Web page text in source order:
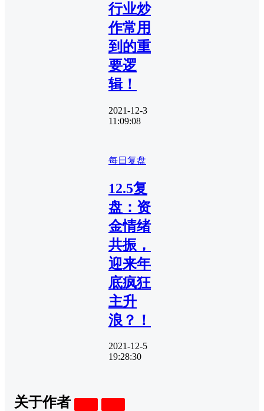
行业炒
作常用
到的重
要逻
辑！
2021-12-3
11:09:08
每日复盘
12.5复
盘：资
金情绪
共振，
迎来年
底疯狂
主升
浪？！
2021-12-5
19:28:30
关于作者